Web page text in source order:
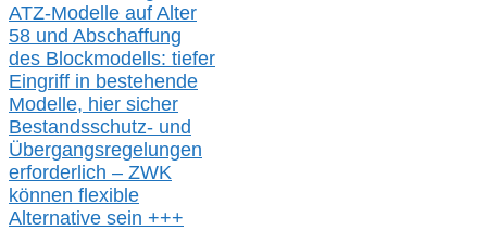
ATZ-Modelle auf Alter
58 und Abschaffung
des Blockmodells: tiefer
Eingriff in bestehende
Modelle, hier sicher
Bestandsschutz- und
Übergangsregelungen
erforderlich – ZWK
können flexible
Alternative sein +++